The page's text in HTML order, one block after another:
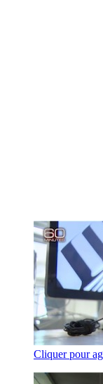
Cliquer pour